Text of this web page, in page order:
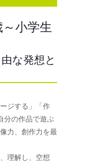
小学生
な発想と
ジする」「作
分の作品で遊ぶ
力、創作力を最
理解し、空想